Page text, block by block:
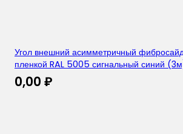
Угол внешний асимметричный
пленкой RAL 5005 сигнальный синий
0,00 ₽